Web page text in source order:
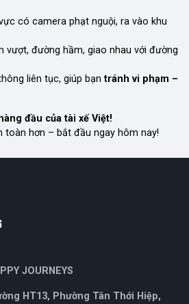
có camera phạt nguội, ra vào khu
vượt, đường hầm, giao nhau với đường
liên tục, giúp bạntránh vi phạm –
đầu của tài xế Việt!
toàn hơn – bắt đầu ngay hôm nay!
JOURNEYS
HT13, Phường Tân Thới Hiệp,